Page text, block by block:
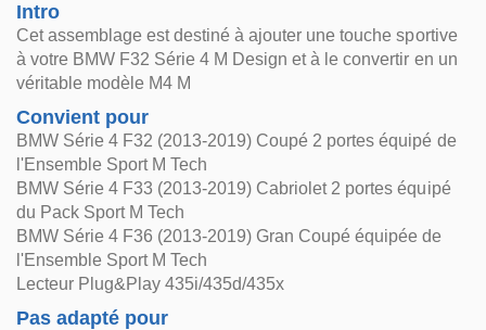
Intro
Cet assemblage est destiné à ajouter une touche sportive
à votre BMW F32 Série 4 M Design et à le convertir en un
véritable modèle M4 M
Convient pour
BMW Série 4 F32 (2013-2019) Coupé 2 portes équipé de
l'Ensemble Sport M Tech
BMW Série 4 F33 (2013-2019) Cabriolet 2 portes équipé
du Pack Sport M Tech
BMW Série 4 F36 (2013-2019) Gran Coupé équipée de
l'Ensemble Sport M Tech
Lecteur Plug&Play 435i/435d/435x
Pas adapté pour